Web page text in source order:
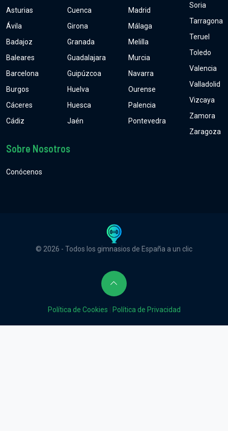
Asturias
Ávila
Badajoz
Baleares
Barcelona
Burgos
Cáceres
Cádiz
Cuenca
Girona
Granada
Guadalajara
Guipúzcoa
Huelva
Huesca
Jaén
Madrid
Málaga
Melilla
Murcia
Navarra
Ourense
Palencia
Pontevedra
Soria
Tarragona
Teruel
Toledo
Valencia
Valladolid
Vizcaya
Zamora
Zaragoza
Sobre Nosotros
Conócenos
© 2026 - Todos los gimnasios de España a un clic
Política de Cookies Política de Privacidad